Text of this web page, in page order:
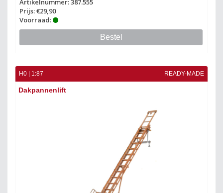
Artikelnummer: 387.555
Prijs: €29,90
Voorraad:
Bestel
H0 | 1:87 READY-MADE
Dakpannenlift